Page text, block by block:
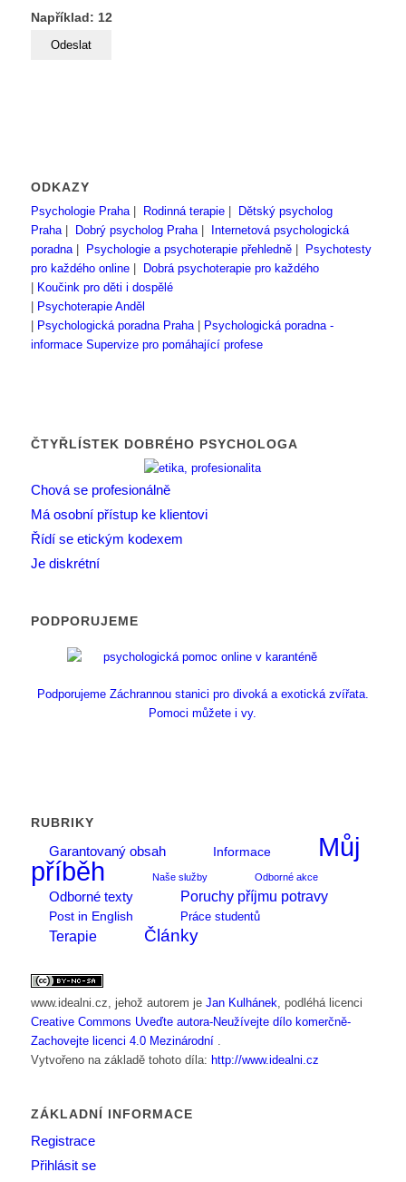
Například: 12
ODKAZY
Psychologie Praha| Rodinná terapie|
Dětský psycholog
Praha| Dobrý psycholog Praha|
Internetová psychologická
poradna| Psychologie a psychoterapie přehledně|
Psychotesty
pro každého online|
Dobrá psychoterapie pro každého
Koučink pro děti i dospělé
Psychoterapie Anděl
Psychologická poradna Praha|
Psychologická poradna -
informace Supervize pro pomáhající profese
ČTYŘLÍSTEK DOBRÉHO PSYCHOLOGA
Chová se profesionálně
Má osobní přístup ke klientovi
Řídí se etickým kodexem
Je diskrétní
PODPORUJEME
Podporujeme Záchrannou stanici pro divoká a exotická zvířata.
Pomoci můžete i vy.
RUBRIKY
Garantovaný obsah
Informace
Můj
příběh
Naše služby Odborné akce
Odborné texty Poruchy příjmu potravy
Post in English Práce studentů
Terapie Články
www.idealni.cz , jehož autorem je Jan Kulhánek , podléhá licenci
Creative Commons Uveďte autora-Neužívejte dílo komerčně-
Zachovejte licenci 4.0 Mezinárodní
Vytvořeno na základě tohoto díla: http://www.idealni.cz
ZÁKLADNÍ INFORMACE
Registrace
Přihlásit se